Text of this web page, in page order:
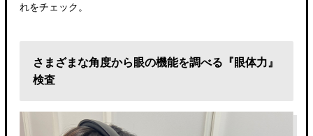
れをチェック。
さまざまな角度から眼の機能を調べる『眼体力』
検査